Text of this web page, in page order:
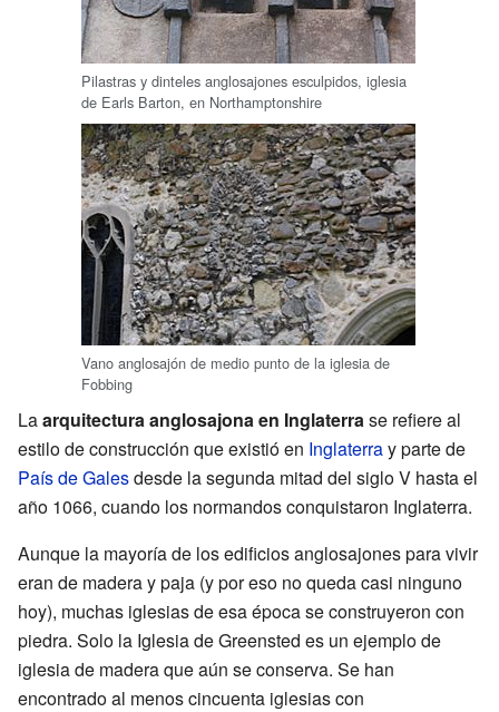
Pilastras y dinteles anglosajones esculpidos, iglesia
de Earls Barton, en Northamptonshire
Vano anglosajón de medio punto de la iglesia de
Fobbing
Laarquitectura anglosajona en Inglaterra se refiere al
estilo de construcción que existió en Inglaterray parte de
País de Galesdesde la segunda mitad del siglo V hasta el
año 1066, cuando los normandos conquistaron Inglaterra.
Aunque la mayoría de los edificios anglosajones para vivir
eran de madera y paja (y por eso no queda casi ninguno
hoy), muchas iglesias de esa época se construyeron con
piedra. Solo la Iglesia de Greensted es un ejemplo de
iglesia de madera que aún se conserva. Se han
encontrado al menos cincuenta iglesias con